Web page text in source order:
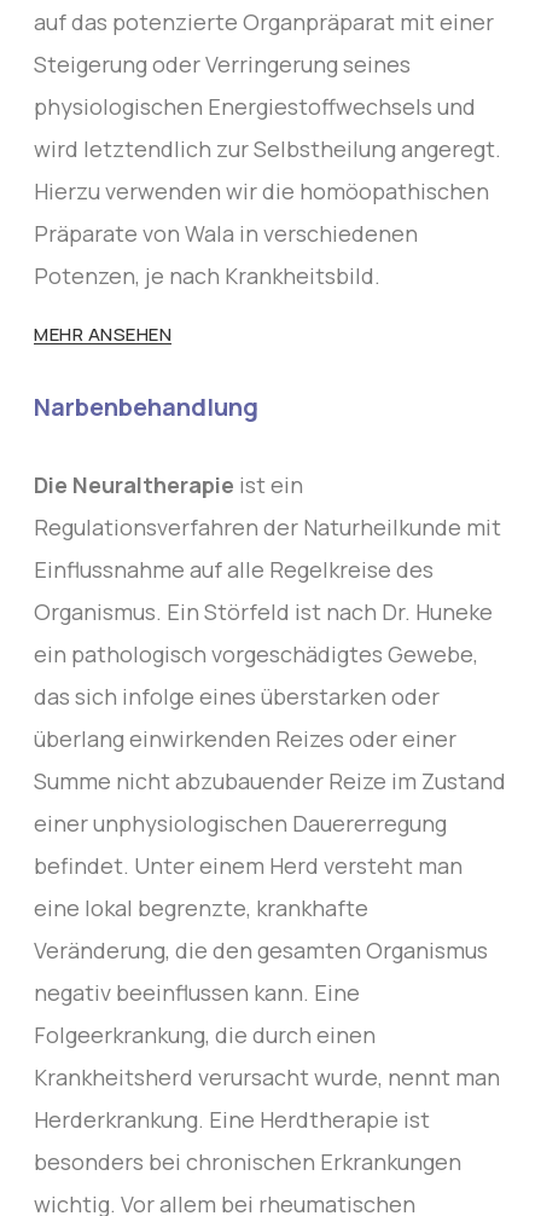
auf das potenzierte Organpräparat mit einer
Steigerung oder Verringerung seines
physiologischen Energiestoffwechsels und
wird letztendlich zur Selbstheilung angeregt.
Hierzu verwenden wir die homöopathischen
Präparate von Wala in verschiedenen
Potenzen, je nach Krankheitsbild.
MEHR ANSEHEN
Narbenbehandlung
Die Neuraltherapie ist ein
Regulationsverfahren der Naturheilkunde mit
Einflussnahme auf alle Regelkreise des
Organismus. Ein Störfeld ist nach Dr. Huneke
ein pathologisch vorgeschädigtes Gewebe,
das sich infolge eines überstarken oder
überlang einwirkenden Reizes oder einer
Summe nicht abzubauender Reize im Zustand
einer unphysiologischen Dauererregung
befindet. Unter einem Herd versteht man
eine lokal begrenzte, krankhafte
Veränderung, die den gesamten Organismus
negativ beeinflussen kann. Eine
Folgeerkrankung, die durch einen
Krankheitsherd verursacht wurde, nennt man
Herderkrankung. Eine Herdtherapie ist
besonders bei chronischen Erkrankungen
wichtig. Vor allem bei rheumatischen